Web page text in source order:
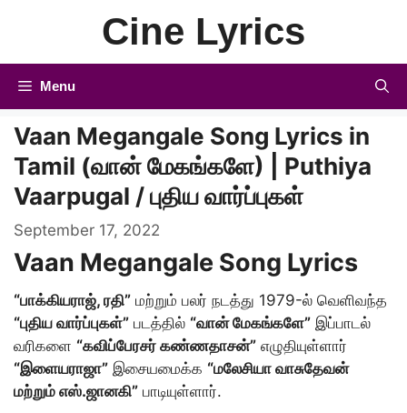
Cine Lyrics
Menu
Vaan Megangale Song Lyrics in
Tamil (வான் மேகங்களே) | Puthiya
Vaarpugal / புதிய வார்ப்புகள்
September 17, 2022
Vaan Megangale Song Lyrics
“பாக்கியராஜ், ரதி” மற்றும் பலர் நடத்து 1979-ல் வெளிவந்த
“புதிய வார்ப்புகள்” படத்தில் “வான் மேகங்களே” இப்பாடல்
வரிகளை “கவிப்பேரசர் கண்ணதாசன்” எழுதியுள்ளார்
“இளையராஜா” இசையமைக்க “மலேசியா வாசுதேவன்
மற்றும் எஸ்.ஜானகி” பாடியுள்ளார்.